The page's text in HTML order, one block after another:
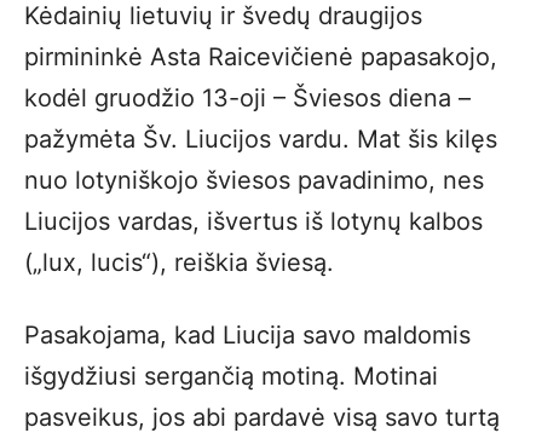
Kėdainių lietuvių ir švedų draugijos
pirmininkė Asta Raicevičienė papasakojo,
kodėl gruodžio 13-oji – Šviesos diena –
pažymėta Šv. Liucijos vardu. Mat šis kilęs
nuo lotyniškojo šviesos pavadinimo, nes
Liucijos vardas, išvertus iš lotynų kalbos
(„lux, lucis“), reiškia šviesą.
Pasakojama, kad Liucija savo maldomis
išgydžiusi sergančią motiną. Motinai
pasveikus, jos abi pardavė visą savo turtą